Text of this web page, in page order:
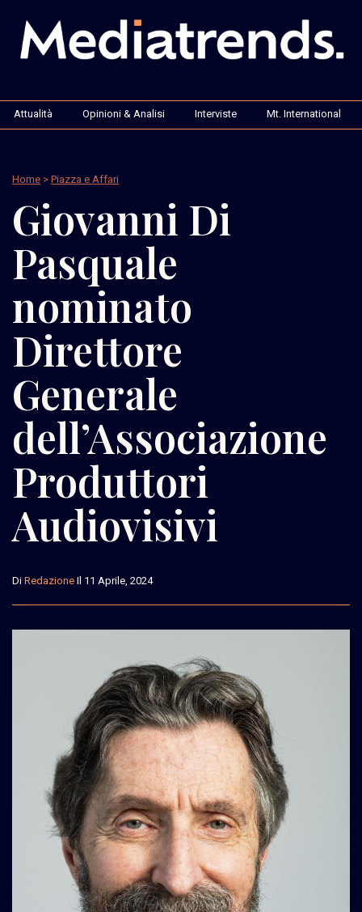
Attualità Opinioni & Analisi Interviste Mt. International
Home > Piazza e Affari
Giovanni Di
Pasquale
nominato
Direttore
Generale
dell’Associazione
Produttori
Audiovisivi
Di Redazione Il 11 Aprile, 2024